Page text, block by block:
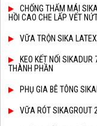
CHỐNG THẤM MÁI
HỒI CAO CHE LẤP VẾT
VỮA TRỘN SIKA
KEO KẾT NỐI
THÀNH PHẦN
PHỤ GIA BÊ TÔNG
VỮA RÓT SIKAGROUT